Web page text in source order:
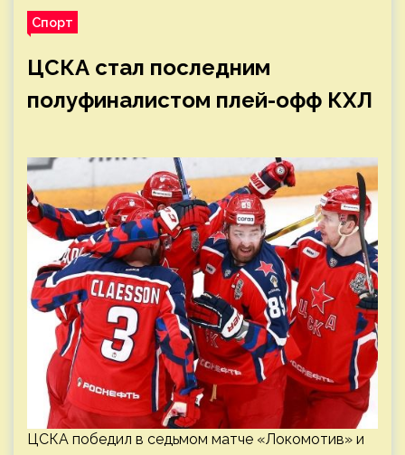
Спорт
ЦСКА стал последним
полуфиналистом плей-офф КХЛ
ЦСКА победил в седьмом матче «Локомотив» и